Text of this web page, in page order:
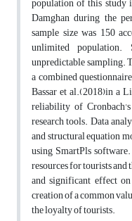
Damghan during the
sample size was 150
unlimited
unpredictable sampling.
a combined
Bassar et al.(2018)in a
reliability of
research tools. Data
and structural equation
using SmartPls
resources for tourists
and significant effect
creation of a common
the loyalty of tourists.